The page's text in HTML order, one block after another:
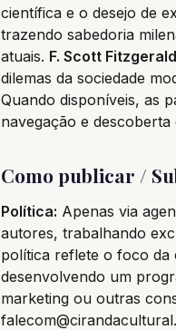
científica e o desejo de
trazendo sabedoria
atuais. F. Scott Fitzgerald
dilemas da sociedade
Quando disponíveis, as
navegação e descoberta
Como publicar /
Política: Apenas via
autores, trabalhando
política reflete o foco da
desenvolvendo um
marketing ou outras